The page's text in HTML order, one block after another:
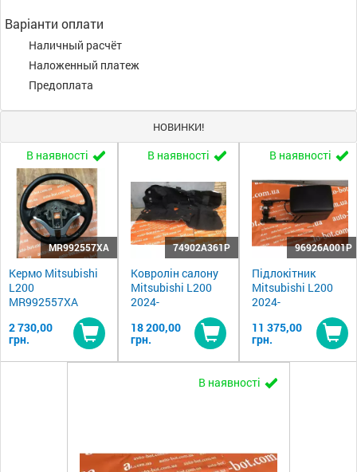
Варіанти оплати
Наличный расчёт
Наложенный платеж
Предоплата
НОВИНКИ!
В наявності
MR992557XA
Кермо Mitsubishi
L200
MR992557XA
2 730,00
грн.
Купити
В наявності
74902A361P
Ковролін салону
Mitsubishi L200
2024-
18 200,00
грн.
Купити
В наявності
96926A001P
Підлокітник
Mitsubishi L200
2024-
11 375,00
грн.
В наявності